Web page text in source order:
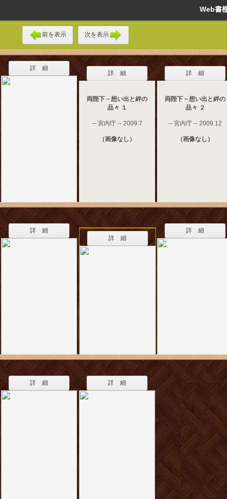
Web
前を表示 次を表示
詳 細
詳 細
両陛下－想い出と絆の
品々 １
-- 宮内庁 -- 2009.7
（画像なし）
詳 細
両陛下－想い出と絆の
品々 ２
-- 宮内庁 -- 2009.12
（画像なし）
詳 細
詳 細
詳 細
詳 細 詳 細